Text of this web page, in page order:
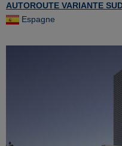
AUTOROUTE VARIANTE
Espagne